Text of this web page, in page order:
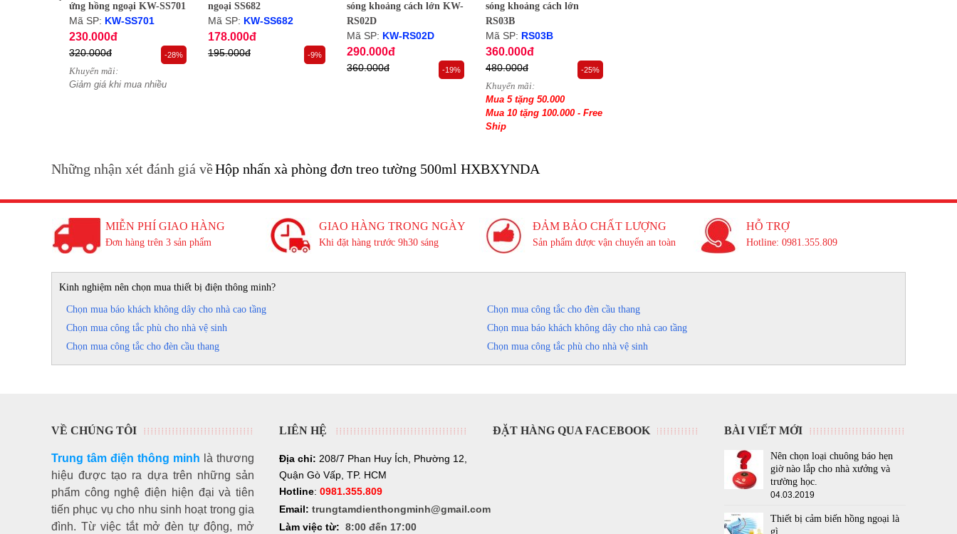
ứng hồng ngoại KW-SS701
Mã SP: KW-SS701
230.000đ
320.000đ -28%
Khuyến mãi:
Giảm giá khi mua nhiều
ngoại SS682
Mã SP: KW-SS682
178.000đ
195.000đ -9%
sóng khoảng cách lớn KW-
RS02D
Mã SP: KW-RS02D
290.000đ
360.000đ -19%
sóng khoảng cách lớn
RS03B
Mã SP: RS03B
360.000đ
480.000đ -25%
Khuyến mãi:
Mua 5 tặng 50.000
Mua 10 tặng 100.000 - Free
Ship
Những nhận xét đánh giá vềHộp nhấn xà phòng đơn treo tường 500ml HXBXYNDA
MIỄN PHÍ GIAO HÀNG
Đơn hàng trên 3 sản phẩm
GIAO HÀNG TRONG NGÀY
Khi đặt hàng trước 9h30 sáng
ĐẢM BẢO CHẤT LƯỢNG
Sản phẩm được vận chuyển an toàn
HỖ TRỢ
Hotline: 0981.355.809
Kinh nghiệm nên chọn mua thiết bị điện thông minh?
Chọn mua báo khách không dây cho nhà cao tầng
Chọn mua công tắc cho đèn cầu thang
Chọn mua công tắc phù cho nhà vệ sinh
Chọn mua báo khách không dây cho nhà cao tầng
Chọn mua công tắc cho đèn cầu thang
Chọn mua công tắc phù cho nhà vệ sinh
VỀ CHÚNG TÔI
Trung tâm điện thông minh là thương
hiệuđược tạo ra dựa trên những sản
phẩm công nghệ điện hiện đại và tiên
tiến phục vụ cho nhu sinh hoạt trong gia
đình. Từ việc tắt mở đèn tự động, mở
LIÊN HỆ
Địa chỉ: 208/7 Phan Huy Ích, Phường 12,
Quận Gò Vấp, TP. HCM
Hotline: 0981.355.809
Email: trungtamdienthongminh@gmail.com
Làm việc từ: 8:00 đến 17:00
ĐẶT HÀNG QUA FACEBOOK BÀI VIẾT MỚI
Nên chọn loại chuông báo hẹn
giờ nào lắp cho nhà xưởng và
trường học.
04.03.2019
Thiết bị cảm biến hồng ngoại là
gì